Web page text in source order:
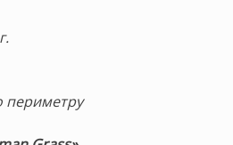
периметру